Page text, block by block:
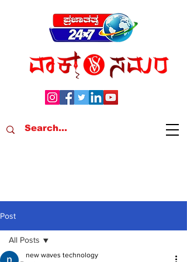
Post
All Posts
new waves technology